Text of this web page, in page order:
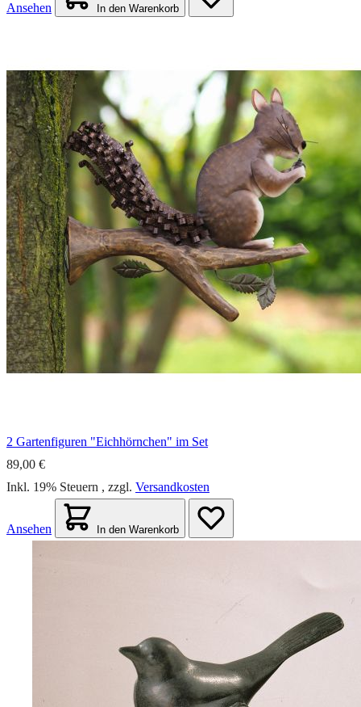
Ansehen In den Warenkorb
2 Gartenfiguren "Eichhörnchen" im Set
89,00 €
Inkl. 19% Steuern , zzgl. Versandkosten
Ansehen In den Warenkorb